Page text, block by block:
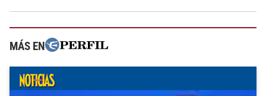
MÁS EN